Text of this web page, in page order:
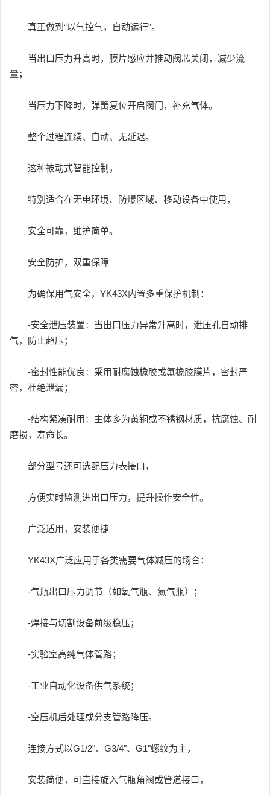
真正做到“以气控气，自动运行”。
当出口压力升高时，膜片感应并推动阀芯关闭，减少流
量；
当压力下降时，弹簧复位开启阀门，补充气体。
整个过程连续、自动、无延迟。
这种被动式智能控制，
特别适合在无电环境、防爆区域、移动设备中使用，
安全可靠，维护简单。
安全防护，双重保障
为确保用气安全，YK43X内置多重保护机制：
-安全泄压装置：当出口压力异常升高时，泄压孔自动排
气，防止超压；
-密封性能优良：采用耐腐蚀橡胶或氟橡胶膜片，密封严
密，杜绝泄漏；
-结构紧凑耐用：主体多为黄铜或不锈钢材质，抗腐蚀、耐
磨损，寿命长。
部分型号还可选配压力表接口，
方便实时监测进出口压力，提升操作安全性。
广泛适用，安装便捷
YK43X广泛应用于各类需要气体减压的场合：
-气瓶出口压力调节（如氧气瓶、氮气瓶）；
-焊接与切割设备前级稳压；
-实验室高纯气体管路；
-工业自动化设备供气系统；
-空压机后处理或分支管路降压。
连接方式以G1/2"、G3/4"、G1"螺纹为主，
安装简便，可直接旋入气瓶角阀或管道接口，